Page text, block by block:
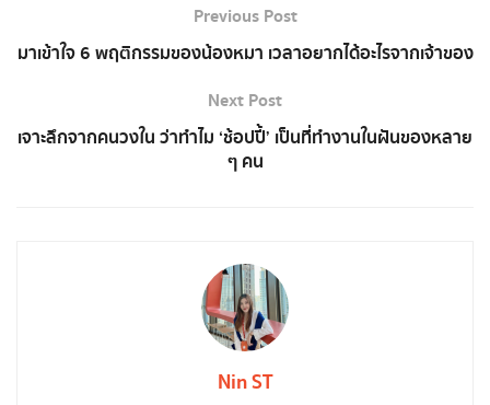
Previous Post
มาเข้าใจ 6 พฤติกรรมของน้องหมา เวลาอยากได้อะไรจากเจ้าของ
Next Post
เจาะลึกจากคนวงใน ว่าทำไม ‘ช้อปปี้’ เป็นที่ทำงานในฝันของหลาย
ๆ คน
Nin ST